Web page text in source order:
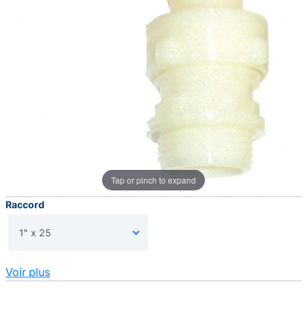
Tap or pinch to expand
Voir plus
Raccord